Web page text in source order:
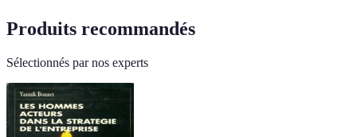
Produits recommandés
Sélectionnés par nos experts